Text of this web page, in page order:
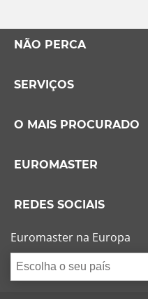
NÃO PERCA
SERVIÇOS
O MAIS PROCURADO
EUROMASTER
REDES SOCIAIS
Euromaster na Europa
Escolha o seu país